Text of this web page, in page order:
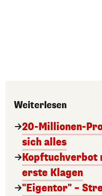
Weiterlesen
20-Millionen-
sich alles
Kopftuchverbot
erste Klagen
"Eigentor" –